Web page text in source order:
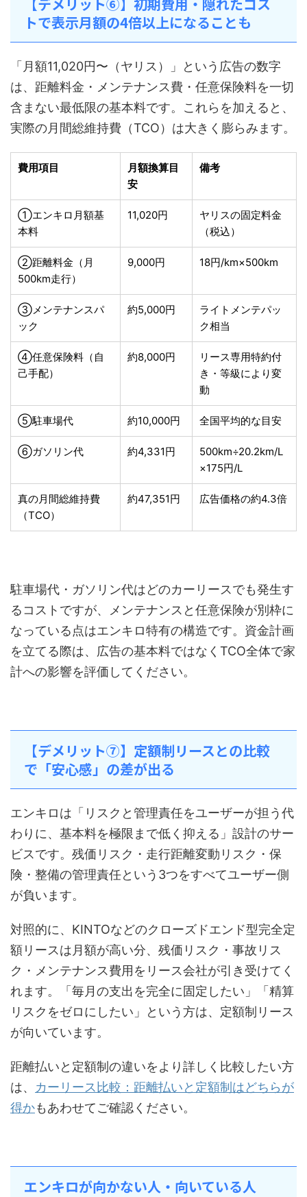
トで表示月額の4倍以上になることも
「月額11,020円〜（ヤリス）」という広告の数字
は、距離料金・メンテナンス費・任意保険料を一切
含まない最低限の基本料です。これらを加えると、
実際の月間総維持費（TCO）は大きく膨らみます。
費用項目
月額換算目
安
備考
①エンキロ月額基
本料
11,020円
ヤリスの固定料金
（税込）
②距離料金（月
500km走行）
9,000円 18円/km×500km
③メンテナンスパ
ック
約5,000円
ライトメンテパッ
ク相当
④任意保険料（自
己手配）
約8,000円
リース専用特約付
き・等級により変
動
⑤駐車場代 約10,000円 全国平均的な目安
⑥ガソリン代 約4,331円
500km÷20.2km/L
×175円/L
真の月間総維持費
（TCO）
約47,351円 広告価格の約4.3倍
駐車場代・ガソリン代はどのカーリースでも発生す
るコストですが、メンテナンスと任意保険が別枠に
なっている点はエンキロ特有の構造です。資金計画
を立てる際は、広告の基本料ではなくTCO全体で家
計への影響を評価してください。
【デメリット⑦】定額制リースとの比較
で「安心感」の差が出る
エンキロは「リスクと管理責任をユーザーが担う代
わりに、基本料を極限まで低く抑える」設計のサー
ビスです。残価リスク・走行距離変動リスク・保
険・整備の管理責任という3つをすべてユーザー側
が負います。
対照的に、KINTOなどのクローズドエンド型完全定
額リースは月額が高い分、残価リスク・事故リス
ク・メンテナンス費用をリース会社が引き受けてく
れます。「毎月の支出を完全に固定したい」「精算
リスクをゼロにしたい」という方は、定額制リース
が向いています。
距離払いと定額制の違いをより詳しく比較したい方
は、 カーリース比較：距離払いと定額制はどちらが
得かもあわせてご確認ください。
エンキロが向かない人・向いている人